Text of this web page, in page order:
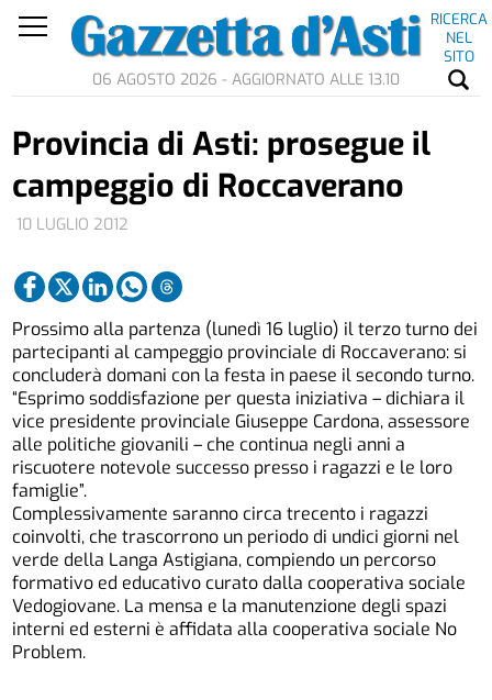
RICERCA
NEL
SITO
06 AGOSTO 2026 - AGGIORNATO ALLE 13.10
10 LUGLIO 2012
Provincia di Asti: prosegue il
campeggio di Roccaverano
Prossimo alla partenza (lunedì 16 luglio) il terzo turno dei
partecipanti al campeggio provinciale di Roccaverano: si
concluderà domani con la festa in paese il secondo turno.
“Esprimo soddisfazione per questa iniziativa – dichiara il
vice presidente provinciale Giuseppe Cardona, assessore
alle politiche giovanili – che continua negli anni a
riscuotere notevole successo presso i ragazzi e le loro
famiglie”.
Complessivamente saranno circa trecento i ragazzi
coinvolti, che trascorrono un periodo di undici giorni nel
verde della Langa Astigiana, compiendo un percorso
formativo ed educativo curato dalla cooperativa sociale
Vedogiovane. La mensa e la manutenzione degli spazi
interni ed esterni è affidata alla cooperativa sociale No
Problem.